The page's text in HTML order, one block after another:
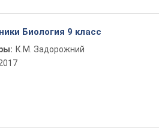
Биология 9 класс
К.М. Задорожний